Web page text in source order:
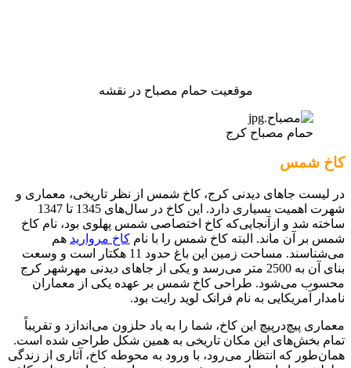
موقعیت حمام مصباح در نقشه
حمام مصباح کرج
کاخ شمس
در لیست جاهای دیدنی کرج، کاخ شمس از نظر تاریخی، معماری و
شهرت اهمیت بسیاری دارد. این کاخ در سال‌های 1345 تا 1347
ساخته شد و ازآنجایی‌که کاخ اختصاصی شمس پهلوی بود، نام کاخ
شمس بر آن ماند. البته کاخ شمس را با نام کاخ مروارید هم
می‌شناسند. مساحت زمین این باغ حدود 11 هکتار است و وسعت
بنای آن به 2500 متر می‌رسد و یکی از جاهای دیدنی مهرشهر کرج
محسوب می‌شود. طراحی کاخ شمس بر عهده یکی از معماران
نامدار آمریکایی به نام فرانک لوید رایت بود.
معماری پیچ‌درپیچ این کاخ، شما را به یاد حلزون می‌اندازد و تقریباً
تمام بخش‌های این مکان تاریخی به همین شکل طراحی شده است.
همان‌طور که انتظار می‌رود، با ورود به محوطه کاخ، آثاری از زندگی